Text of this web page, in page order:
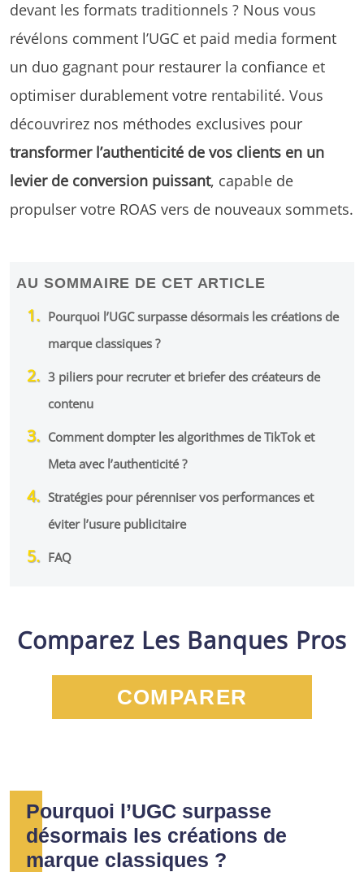
devant les formats traditionnels ? Nous vous
révélons comment l’UGC et paid media forment
un duo gagnant pour restaurer la confiance et
optimiser durablement votre rentabilité. Vous
découvrirez nos méthodes exclusives pour
transformer l’authenticité de vos clients en un
levier de conversion puissant, capable de
propulser votre ROAS vers de nouveaux sommets.
AU SOMMAIRE DE CET ARTICLE
Pourquoi l’UGC surpasse désormais les créations de
marque classiques ?
3 piliers pour recruter et briefer des créateurs de
contenu
Comment dompter les algorithmes de TikTok et
Meta avec l’authenticité ?
Stratégies pour pérenniser vos performances et
éviter l’usure publicitaire
FAQ
Comparez Les Banques Pros
COMPARER
Pourquoi l’UGC surpasse
désormais les créations de
marque classiques ?